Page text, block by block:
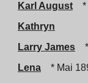
Karl August
*
Kathryn
Larry James
Lena
* Mai